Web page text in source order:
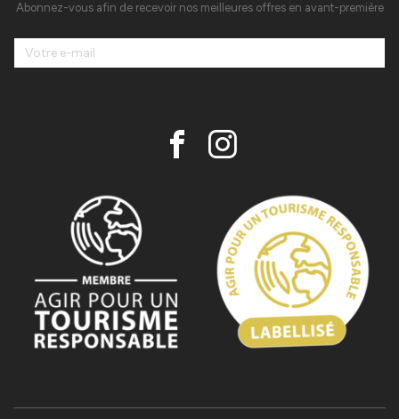
Abonnez-vous afin de recevoir nos meilleures offres en avant-première